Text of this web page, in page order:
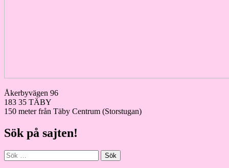
Åkerbyvägen 96
183 35 TÄBY
150 meter från Täby Centrum (Storstugan)
Sök på sajten!
Sök
efter: